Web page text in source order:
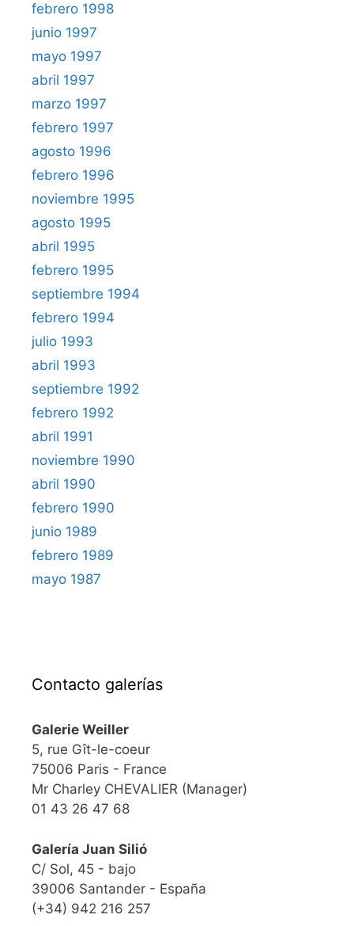
febrero 1998
junio 1997
mayo 1997
abril 1997
marzo 1997
febrero 1997
agosto 1996
febrero 1996
noviembre 1995
agosto 1995
abril 1995
febrero 1995
septiembre 1994
febrero 1994
julio 1993
abril 1993
septiembre 1992
febrero 1992
abril 1991
noviembre 1990
abril 1990
febrero 1990
junio 1989
febrero 1989
mayo 1987
Contacto galerías
Galerie Weiller
5, rue Gît-le-coeur
75006 Paris - France
Mr Charley CHEVALIER (Manager)
01 43 26 47 68
Galería Juan Silió
C/ Sol, 45 - bajo
39006 Santander - España
(+34) 942 216 257